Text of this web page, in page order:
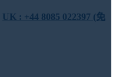
UK : +44 8085 022397 (免